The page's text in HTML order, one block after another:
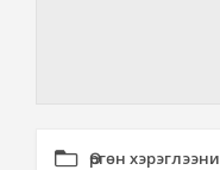
Өргөн